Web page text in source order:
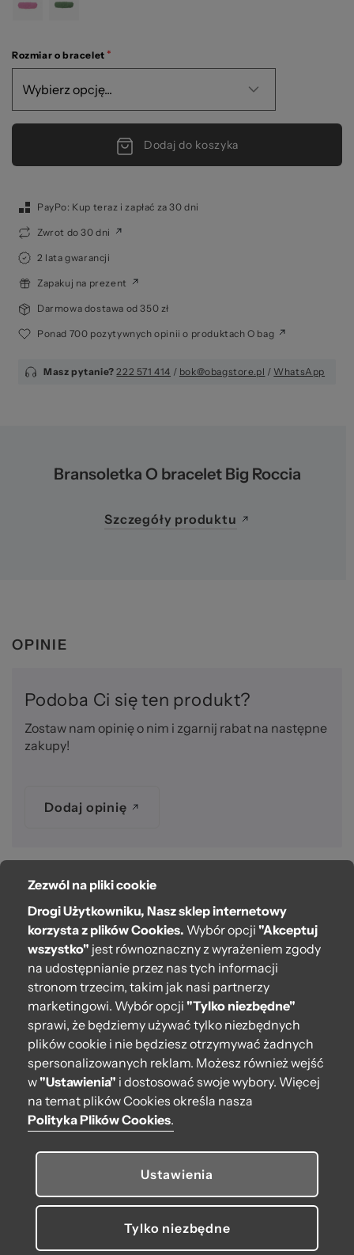
Rozmiar o bracelet
Dodaj do koszyka
PayPo: Kup teraz i zapłać za 30 dni
Zwrot do 30 dni
2 lata gwarancji
Zapakuj na prezent
Darmowa dostawa od 350 zł
Ponad 700 pozytywnych opinii o produktach O bag
Masz pytanie? 222 571 414 / bok@obagstore.pl / WhatsApp
Bransoletka O bracelet Big Roccia
Szczegóły produktu
OPINIE
Podoba Ci się ten produkt?
Zostaw nam opinię o nim i zgarnij rabat na następne
zakupy!
Dodaj opinię
O bag
Pomoc
Moje O bag
Kontakt
222 571 414
bok@obagstore.pl
WhatsApp O bag Polska
Pon.-pt. w godz 08:00 - 16:00
Obserwuj nas
© 2026 O bag. Wszelkie prawa zastrzeżone.
Zezwól na pliki cookie
Drogi Użytkowniku, Nasz sklep internetowy
korzysta z plików Cookies. Wybór opcji "Akceptuj
wszystko" jest równoznaczny z wyrażeniem zgody
na udostępnianie przez nas tych informacji
stronom trzecim, takim jak nasi partnerzy
marketingowi. Wybór opcji "Tylko niezbędne"
sprawi, że będziemy używać tylko niezbędnych
plików cookie i nie będziesz otrzymywać żadnych
spersonalizowanych reklam. Możesz również wejść
w"Ustawienia" i dostosować swoje wybory. Więcej
na temat plików Cookies określa nasza
Polityka Plików Cookies.
Ustawienia
Tylko niezbędne